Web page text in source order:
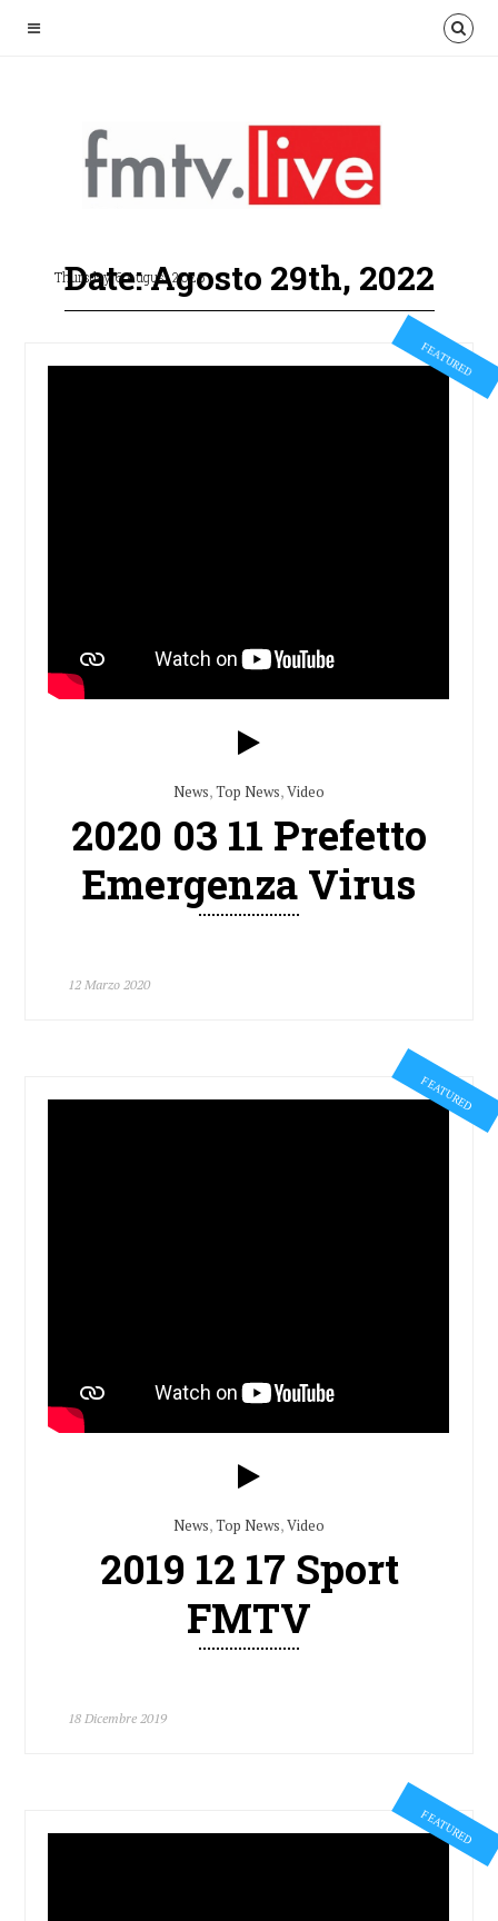
Thursday 6 August 2026
Date: Agosto 29th, 2022
FEATURED
News,Top News,Video
2020 03 11 Prefetto
Emergenza Virus
12 Marzo 2020
FEATURED
News,Top News,Video
2019 12 17 Sport
FMTV
18 Dicembre 2019
FEATURED